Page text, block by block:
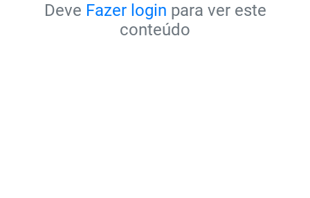
Deve Fazer login para ver este
conteúdo